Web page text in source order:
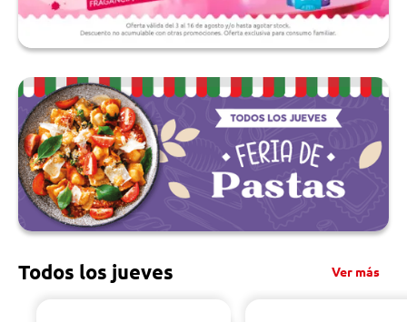
Todos los jueves Ver más